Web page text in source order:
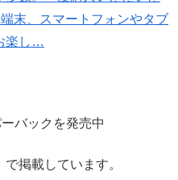
末、スマートフォンやタブ
楽し…
バックを発売中
掲載しています。